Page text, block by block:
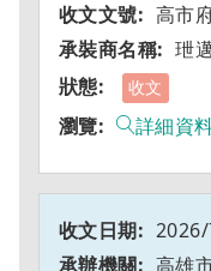
高市
玴
收文
詳細資